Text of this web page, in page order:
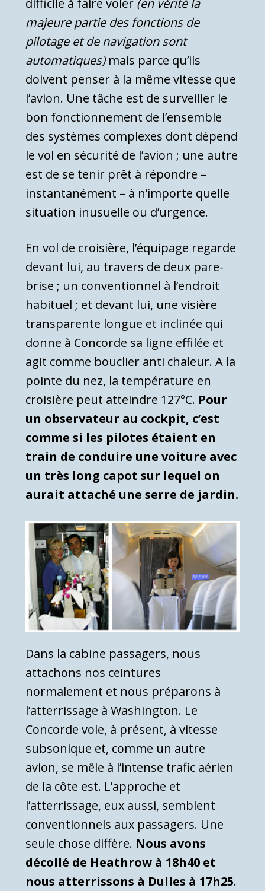
difficile à faire voler (en vérité la
majeure partie des fonctions de
pilotage et de navigation sont
automatiques)mais parce qu’ils
doivent penser à la même vitesse que
l’avion. Une tâche est de surveiller le
bon fonctionnement de l’ensemble
des systèmes complexes dont dépend
le vol en sécurité de l’avion ; une autre
est de se tenir prêt à répondre –
instantanément – à n’importe quelle
situation inusuelle ou d’urgence.
En vol de croisière, l’équipage regarde
devant lui, au travers de deux pare-
brise ; un conventionnel à l’endroit
habituel ; et devant lui, une visière
transparente longue et inclinée qui
donne à Concorde sa ligne effilée et
agit comme bouclier anti chaleur. A la
pointe du nez, la température en
croisière peut atteindre 127°C. Pour
un observateur au cockpit, c’est
comme si les pilotes étaient en
train de conduire une voiture avec
un très long capot sur lequel on
aurait attaché une serre de jardin.
Dans la cabine passagers, nous
attachons nos ceintures
normalement et nous préparons à
l’atterrissage à Washington. Le
Concorde vole, à présent, à vitesse
subsonique et, comme un autre
avion, se mêle à l’intense trafic aérien
de la côte est. L’approche et
l’atterrissage, eux aussi, semblent
conventionnels aux passagers. Une
seule chose diffère. Nous avons
décollé de Heathrow à 18h40 et
nous atterrissons à Dulles à 17h25.